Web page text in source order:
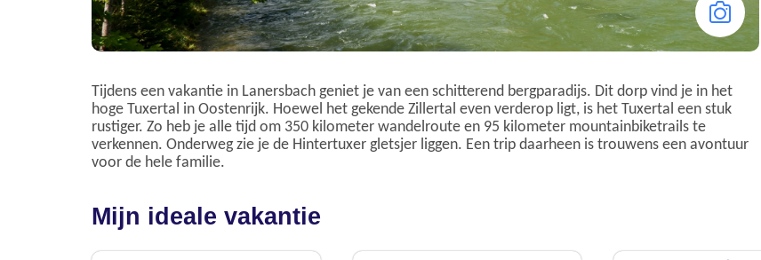
Tijdens een vakantie in Lanersbach geniet je van een schitterend bergparadijs. Dit dorp vind je in het
hoge Tuxertal in Oostenrijk. Hoewel het gekende Zillertal even verderop ligt, is het Tuxertal een stuk
rustiger. Zo heb je alle tijd om 350 kilometer wandelroute en 95 kilometer mountainbiketrails te
verkennen. Onderweg zie je de Hintertuxer gletsjer liggen. Een trip daarheen is trouwens een avontuur
voor de hele familie.
Mijn ideale vakantie